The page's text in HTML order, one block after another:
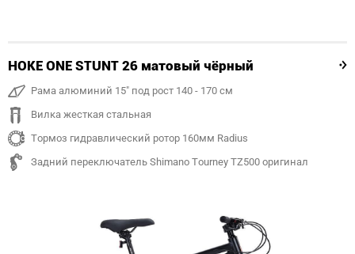
HOKE ONE STUNT 26 матовый чёрный
Рама алюминий 15" под рост 140 - 170 см
Вилка жесткая стальная
Тормоз гидравлический ротор 160мм Radius
Задний переключатель Shimano Tourney TZ500 оригинал